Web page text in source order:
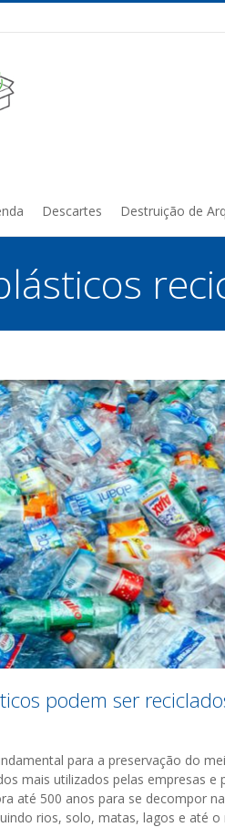
Descartes Destruição de
podem ser
para a preservação do
mais utilizados pelas empresas e
até 500 anos para se decompor
rios, solo, matas, lagos e até